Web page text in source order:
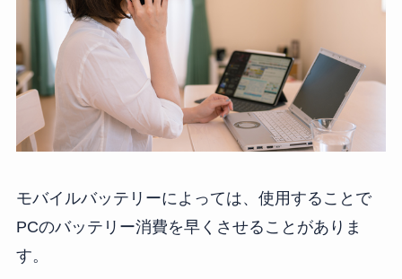
モバイルバッテリーによっては、使用することで
PCのバッテリー消費を早くさせることがありま
す。